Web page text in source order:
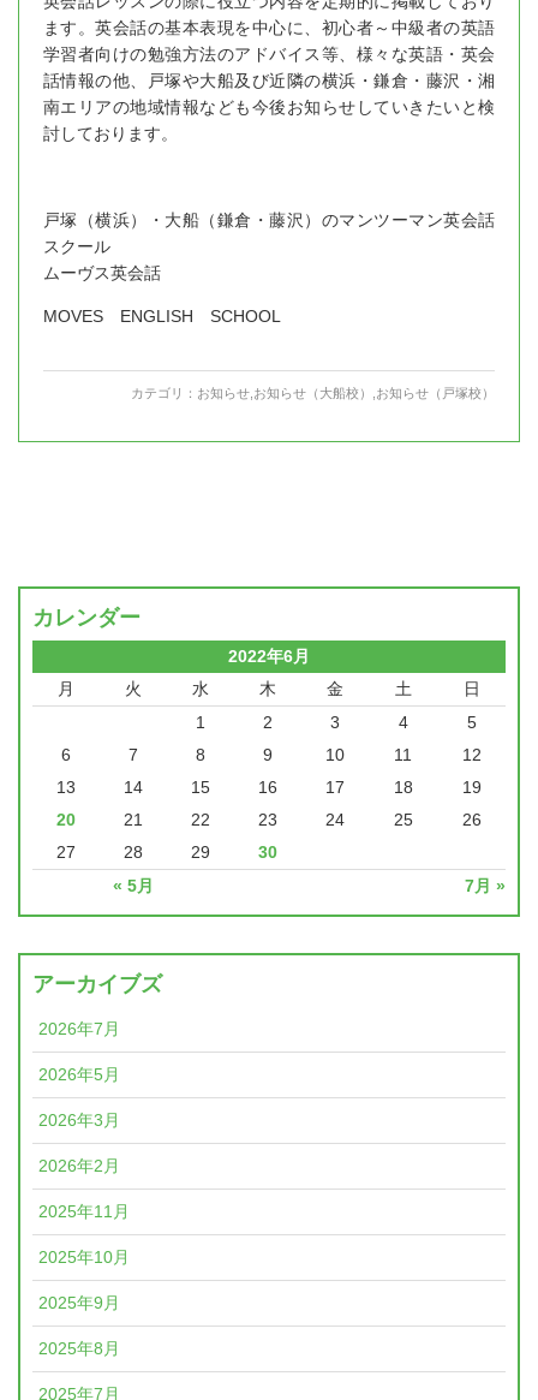
ます。英会話の基本表現を中心に、初心者～中級者の英語
学習者向けの勉強方法のアドバイス等、様々な英語・英会
話情報の他、戸塚や大船及び近隣の横浜・鎌倉・藤沢・湘
南エリアの地域情報なども今後お知らせしていきたいと検
討しております。
戸塚（横浜）・大船（鎌倉・藤沢）のマンツーマン英会話
スクール
ムーヴス英会話
MOVES ENGLISH SCHOOL
カテゴリ： お知らせ お知らせ（大船校） お知らせ（戸塚校）
カレンダー
2022年6月
月
火 水 木 金 土 日
« 5月 7月 »
1 2 3 4
5
6
7 8 9 10 11
12
13
14 15 16 17 18
19
20
21 22 23 24 25
26
27
28 29 30
アーカイブズ
2026年7月
2026年5月
2026年3月
2026年2月
2025年11月
2025年10月
2025年9月
2025年8月
2025年7月